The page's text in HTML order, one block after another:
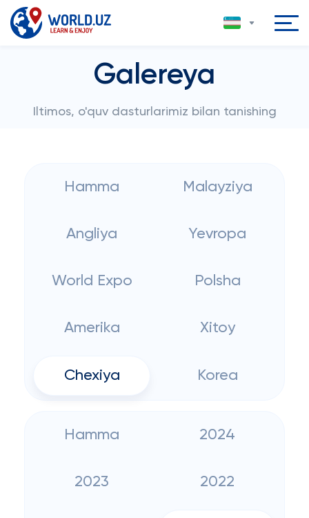
Galereya
Iltimos, o'quv dasturlarimiz bilan tanishing
Hamma Malayziya
Angliya Yevropa
World Expo Polsha
Amerika Xitoy
Chexiya Korea
Hamma 2024
2023 2022